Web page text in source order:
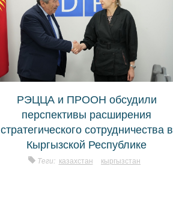
РЭЦЦА и ПРООН обсудили
перспективы расширения
стратегического сотрудничества в
Кыргызской Республике
Теги: казахстан кыргызстан